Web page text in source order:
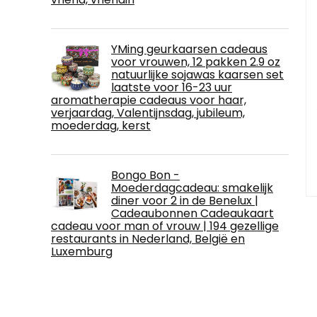
YMing geurkaarsen cadeaus
voor vrouwen, 12 pakken 2.9 oz
natuurlijke sojawas kaarsen set
laatste voor 16-23 uur
aromatherapie cadeaus voor haar,
verjaardag, Valentijnsdag, jubileum,
moederdag, kerst
Bongo Bon -
Moederdagcadeau: smakelijk
diner voor 2 in de Benelux |
Cadeaubonnen Cadeaukaart
cadeau voor man of vrouw | 194 gezellige
restaurants in Nederland, België en
Luxemburg